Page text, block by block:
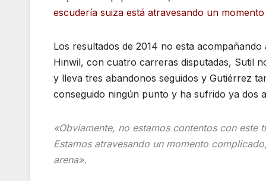
escudería suiza está atravesando un
Los resultados de 2014 no esta acompañando
Hinwil, con cuatro carreras disputadas, Sutil
y lleva tres abandonos seguidos y Gutiérrez
conseguido ningún punto y ha sufrido ya dos
«Obviamente, no estamos contentos con este
Estamos atravesando un momento
arena».